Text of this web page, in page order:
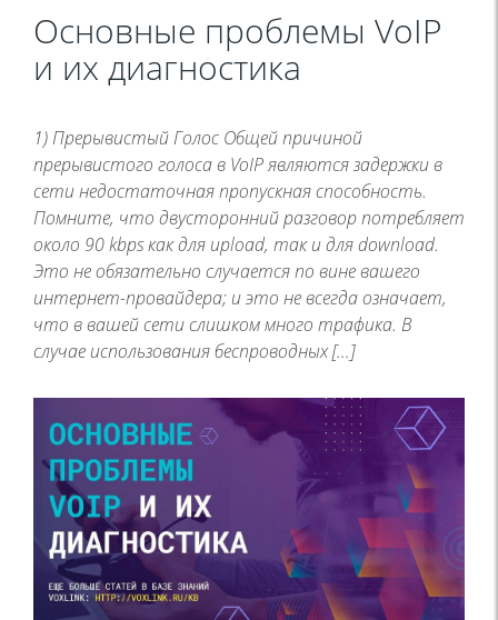
Основные проблемы VoIP
и их диагностика
1) Прерывистый Голос Общей причиной
прерывистого голоса в VoIP являются задержки в
сети недостаточная пропускная способность.
Помните, что двусторонний разговор потребляет
около 90 kbps как для upload, так и для download.
Это не обязательно случается по вине вашего
интернет-провайдера; и это не всегда означает,
что в вашей сети слишком много трафика. В
случае использования беспроводных […]